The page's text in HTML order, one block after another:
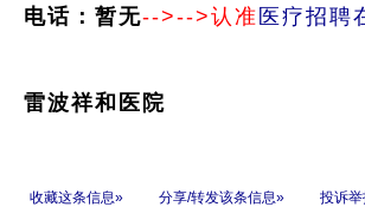
电话：暂无-->-->认准 医疗招
雷波祥和医院
收藏这条信息» 分享/转发该条信息» 投诉